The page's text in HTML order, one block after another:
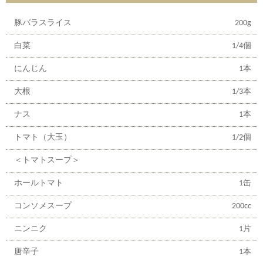
豚バラスライス 200g
白菜 1/4個
にんじん 1本
大根 1/3本
ナス 1本
トマト（大玉） 1/2個
＜トマトスープ＞
ホールトマト 1缶
コンソメスープ 200cc
ニンニク 1片
唐辛子 1本